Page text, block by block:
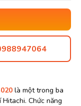
là một trong ba
Chức năng